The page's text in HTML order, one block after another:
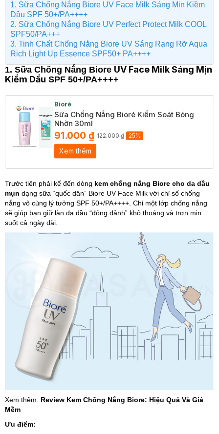
1. Sữa Chống Nắng Biore UV Face Milk Sáng Mịn Kiềm
Dầu SPF 50+/PA++++
2. Sữa Chống Nắng Biore UV Perfect Protect Milk COOL
SPF50/PA+++
3. Tinh Chất Chống Nắng Biore UV Sáng Rạng Rỡ Aqua
Rich Light Up Essence SPF50+ PA++++
1. Sữa Chống Nắng Biore UV Face Milk Sáng Mịn
Kiềm Dầu SPF 50+/PA++++
Bioré
Sữa Chống Nắng Bioré Kiểm Soát Bóng
Nhờn 30ml
91.000 ₫ 122.000 ₫ 25%
Xem thêm
Trước tiên phải kể đến dòng kem chống nắng Biore cho da dầu
mụn dạng sữa “quốc dân” Biore UV Face Milk với chỉ số chống
nắng vô cùng lý tưởng SPF 50+/PA++++. Chỉ một lớp chống nắng
sẽ giúp bạn giữ làn da dầu “đỏng đảnh” khô thoáng và trơn mịn
suốt cả ngày dài.
Xem thêm: Review Kem Chống Nắng Biore: Hiệu Quả Và Giá
Mềm
Ưu điểm: